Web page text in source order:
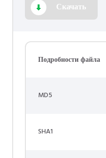
Скачать
Подробности файла
MD5
SHA1